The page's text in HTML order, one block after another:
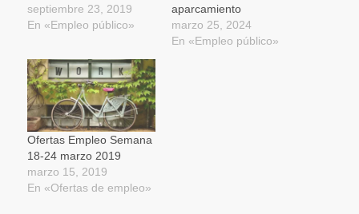
septiembre 23, 2019
En «Empleo público»
aparcamiento
marzo 25, 2024
En «Empleo público»
Ofertas Empleo Semana
18-24 marzo 2019
marzo 15, 2019
En «Ofertas de empleo»